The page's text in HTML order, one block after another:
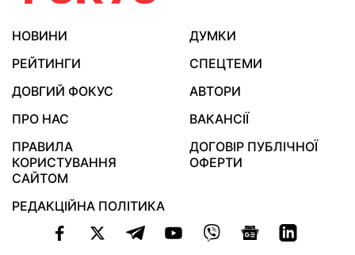
НОВИНИ
ДУМКИ
РЕЙТИНГИ
СПЕЦТЕМИ
ДОВГИЙ ФОКУС
АВТОРИ
ПРО НАС
ВАКАНСІЇ
ПРАВИЛА
КОРИСТУВАННЯ
САЙТОМ
ДОГОВІР ПУБЛІЧНОЇ
ОФЕРТИ
РЕДАКЦІЙНА ПОЛІТИКА